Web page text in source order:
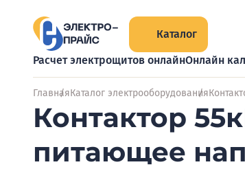
Каталог
Расчет электрощитов онлайнОнлайн
ГлавнаяКаталог электрооборудования
Контактор
питающее